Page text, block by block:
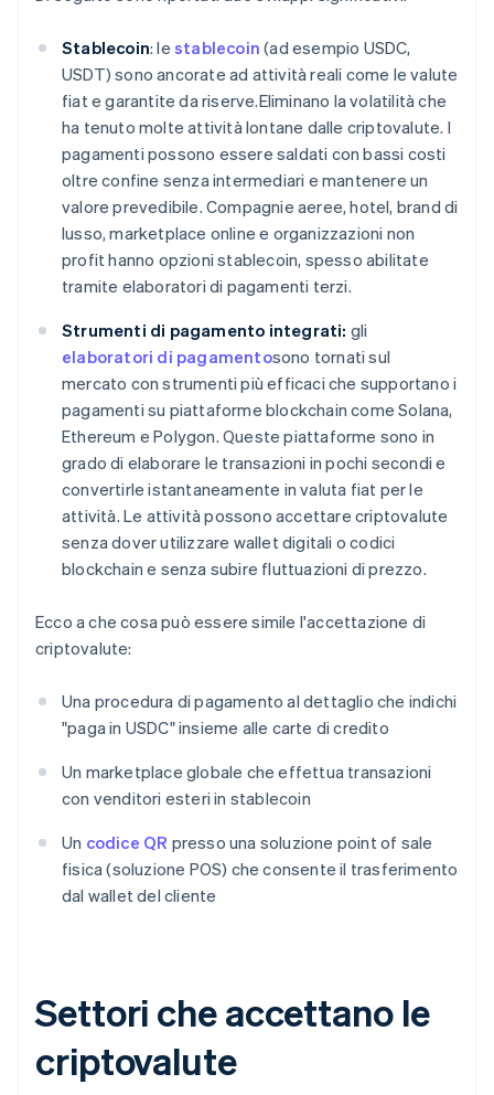
Stablecoin: le stablecoin (ad esempio USDC,
USDT) sono ancorate ad attività reali come le valute
fiat e garantite da riserve.Eliminano la volatilità che
ha tenuto molte attività lontane dalle criptovalute. I
pagamenti possono essere saldati con bassi costi
oltre confine senza intermediari e mantenere un
valore prevedibile. Compagnie aeree, hotel, brand di
lusso, marketplace online e organizzazioni non
profit hanno opzioni stablecoin, spesso abilitate
tramite elaboratori di pagamenti terzi.
Strumenti di pagamento integrati: gli
elaboratori di pagamentosono tornati sul
mercato con strumenti più efficaci che supportano i
pagamenti su piattaforme blockchain come Solana,
Ethereum e Polygon. Queste piattaforme sono in
grado di elaborare le transazioni in pochi secondi e
convertirle istantaneamente in valuta fiat per le
attività. Le attività possono accettare criptovalute
senza dover utilizzare wallet digitali o codici
blockchain e senza subire fluttuazioni di prezzo.
Ecco a che cosa può essere simile l'accettazione di
criptovalute:
Una procedura di pagamento al dettaglio che indichi
"paga in USDC" insieme alle carte di credito
Un marketplace globale che effettua transazioni
con venditori esteri in stablecoin
Un codice QR presso una soluzione point of sale
fisica (soluzione POS) che consente il trasferimento
dal wallet del cliente
Settori che accettano le
criptovalute